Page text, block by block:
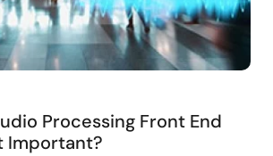
Processing Front End
Important?